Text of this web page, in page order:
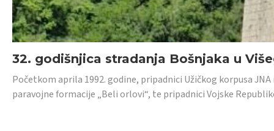
32. godišnjica stradanja Bošnjaka u
Početkom aprila 1992. godine, pripadnici Užičkog korpusa
paravojne formacije „Beli orlovi“, te pripadnici Vojske